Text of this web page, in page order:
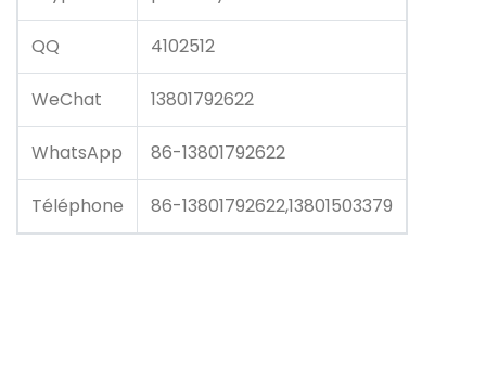
QQ 4102512
WeChat 13801792622
WhatsApp 86-13801792622
Téléphone 86-13801792622,13801503379